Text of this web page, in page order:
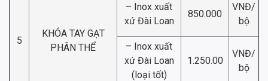
5
KHÓA TAY GẠT
PHÂN THỂ
– Inox xuất
xứ Đài Loan
850.000
VNĐ/
bộ
– Inox xuất
xứ Đài Loan
(loại tốt)
1.250.00
VNĐ/
bộ